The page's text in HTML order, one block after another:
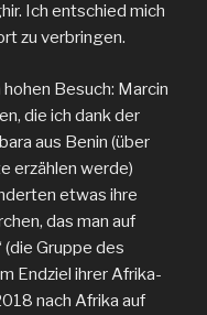
Ich entschied mich
zu verbringen.
Besuch: Marcin
die ich dank der
aus Benin (über
erzählen werde)
etwas ihre
das man auf
(die Gruppe des
Endziel ihrer Afrika-
nach Afrika auf